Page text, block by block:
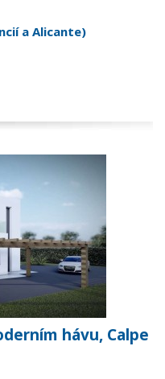
a Alicante)
hávu, Calpe